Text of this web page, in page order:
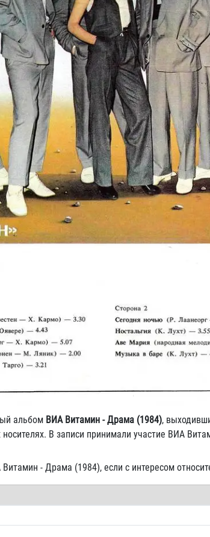
альбом ВИА Витамин - Драма (1984),
В записи принимали участие ВИА
Витамин - Драма (1984), если с интересом